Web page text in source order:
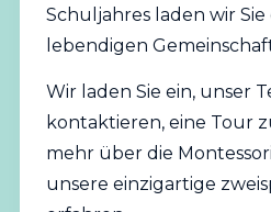
Schuljahres laden wir
lebendigen
Wir laden Sie ein, unser
kontaktieren, eine Tour
mehr über die
unsere einzigartige